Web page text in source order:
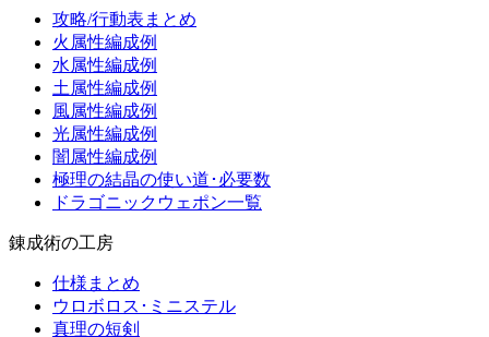
攻略/行動表まとめ
火属性編成例
水属性編成例
土属性編成例
風属性編成例
光属性編成例
闇属性編成例
極理の結晶の使い道･必要数
ドラゴニックウェポン一覧
錬成術の工房
仕様まとめ
ウロボロス･ミニステル
真理の短剣